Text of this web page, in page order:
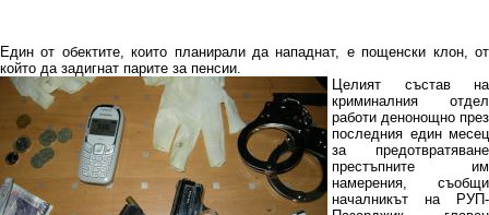
Един от обектите, които планирали да нападнат, е пощенски клон, от
който да задигнат парите за пенсии.
Целият състав на
криминалния отдел
работи денонощно през
последния един месец
за предотвратяване
престъпните им
намерения, съобщи
началникът на РУП-